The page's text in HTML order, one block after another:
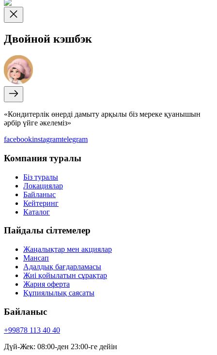
Двойной кэшбэк
«Кондитерлік өнерді дамыту арқылы біз мереке қуанышын
әрбір үйге әкелеміз»
facebookinstagramtelegram
Компания туралы
Біз туралы
Локациялар
Байланыс
Кейтеринг
Каталог
Пайдалы сілтемелер
Жаңалықтар мен акциялар
Мансап
Адалдық бағдарламасы
Жиі қойылатын сұрақтар
Жария оферта
Құпиялылық саясаты
Байланыс
+99878 113 40 40
Дүй-Жек: 08:00-ден 23:00-ге дейін